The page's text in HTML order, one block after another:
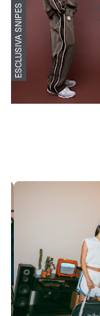
ESCLUSIVA SNIPES